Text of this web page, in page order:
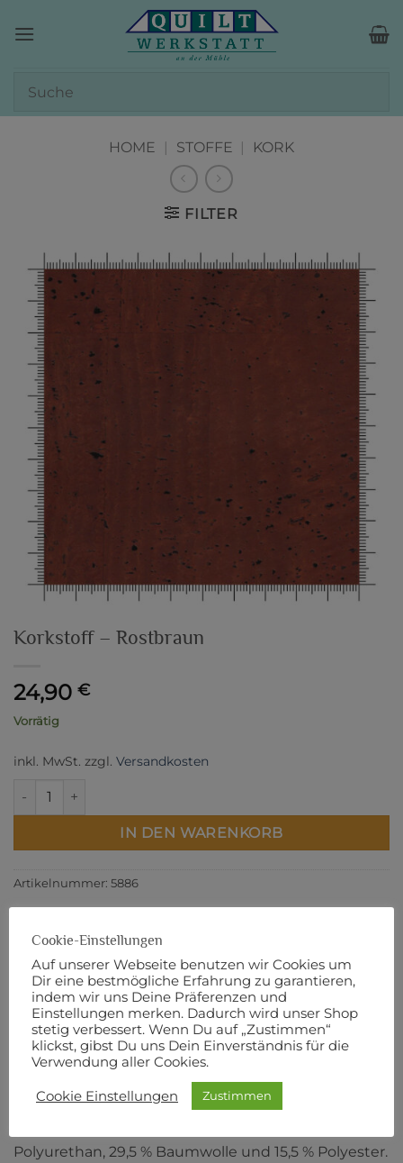
Inhalt
HOME | STOFFE | KORK
FILTER
Korkstoff – Rostbraun
24,90 €
Vorrätig
inkl. MwSt. zzgl. Versandkosten
Korkstoff - Rostbraun Menge
IN DEN WARENKORB
Artikelnummer: 5886
BESCHREIBUNG
PRODUKTSICHERHEIT
ca. 50 cm x 70 cm
Die Oberseite dieses Stoffs ist aus Kork.
Polyurethan, 29,5 % Baumwolle und 15,5 % Polyester.
Cookie-Einstellungen
Auf unserer Webseite benutzen wir Cookies um
Dir eine bestmögliche Erfahrung zu garantieren,
indem wir uns Deine Präferenzen und
Einstellungen merken. Dadurch wird unser Shop
stetig verbessert. Wenn Du auf „Zustimmen“
klickst, gibst Du uns Dein Einverständnis für die
Verwendung aller Cookies.
Cookie Einstellungen Zustimmen